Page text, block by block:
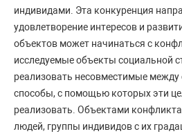
индивидами. Эта конкуренция
удовлетворение интересов и
объектов может начинаться с
исследуемые объекты социальной
реализовать несовместимые между
способы, с помощью которых эти
реализовать. Объектами
людей, группы индивидов с их